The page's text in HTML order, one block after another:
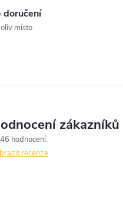
doručení
místo
zákazníků
hodnocení
recenze